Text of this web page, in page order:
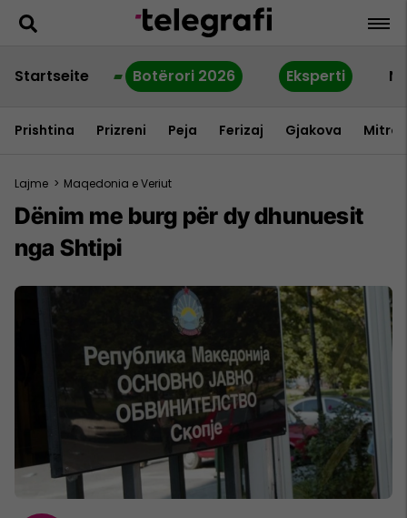
Startseite Botërori 2026 Eksperti
Prishtina Prizreni Peja Ferizaj Gjakova
Lajme > Maqedonia e Veriut
Dënim me burg për dy dhunuesit
nga Shtipi